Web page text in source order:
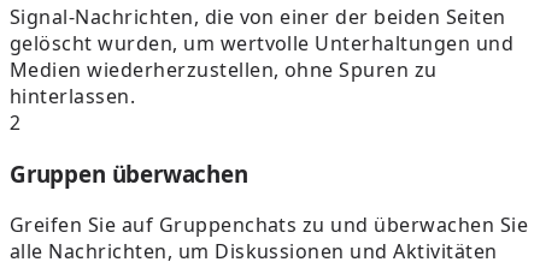
Signal-Nachrichten, die von einer der beiden Seiten
gelöscht wurden, um wertvolle Unterhaltungen und
Medien wiederherzustellen, ohne Spuren zu
hinterlassen.
2
Gruppen überwachen
Greifen Sie auf Gruppenchats zu und überwachen Sie
alle Nachrichten, um Diskussionen und Aktivitäten